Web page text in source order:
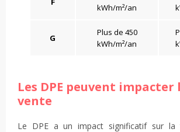
kWh/m²/an
G
Plus de 450
kWh/m²/an
Les DPE peuvent impacter
vente
Le DPE a un impact significatif sur la